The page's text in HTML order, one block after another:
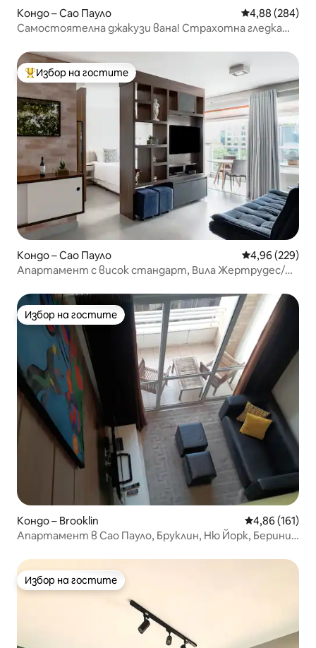
Кондо – Сао Пауло Средна
4,88 (284)
Самостоятелна джакузи вана! Страхотна гледка
Най-популярен избор на гостите
Избор на гостите
Кондо – Сао Пауло Средна
4,96 (229)
Апартамент с висок стандарт, Вила Жертрудес/
Избор на гостите
Избор на гостите
Кондо – Brooklin Средна
4,86 (161)
Апартамент в Сао Пауло, Бруклин, Ню Йорк, Берини,
Избор на гостите
Избор на гостите